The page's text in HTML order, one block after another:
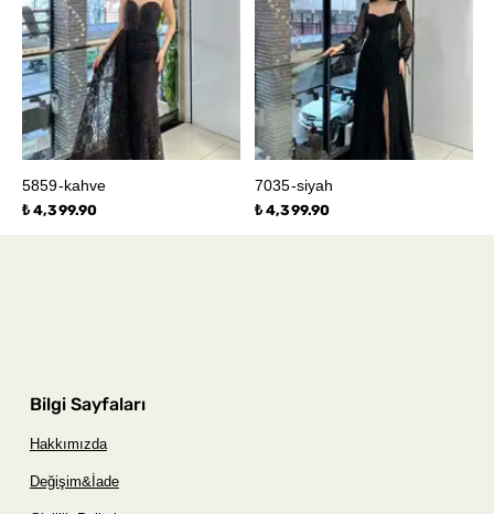
5859-kahve
₺ 4,399.90
7035-siyah
₺ 4,399.90
Bilgi Sayfaları
Hakkımızda
Değişim&İade